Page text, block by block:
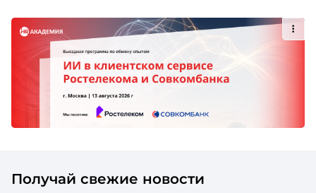
Получай свежие новости